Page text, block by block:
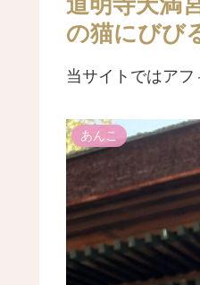
の猫にびび
当サイトではア
あんこ